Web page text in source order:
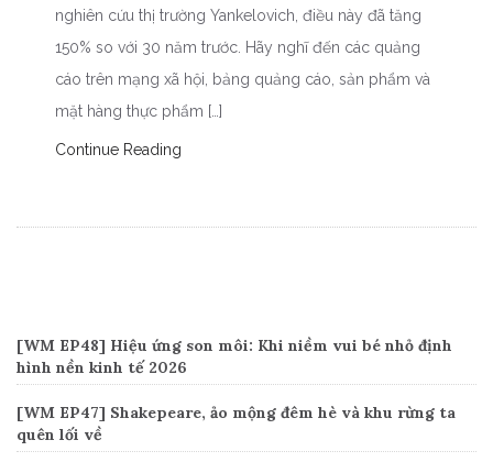
nghiên cứu thị trường Yankelovich, điều này đã tăng
150% so với 30 năm trước. Hãy nghĩ đến các quảng
cáo trên mạng xã hội, bảng quảng cáo, sản phẩm và
mặt hàng thực phẩm […]
Continue Reading
[WM EP48] Hiệu ứng son môi: Khi niềm vui bé nhỏ định
hình nền kinh tế 2026
[WM EP47] Shakepeare, ảo mộng đêm hè và khu rừng ta
quên lối về